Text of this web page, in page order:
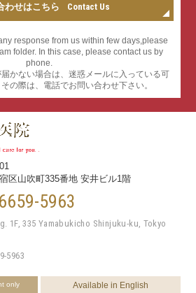
わせはこちら Contact Us
response from us within few days,please
folder. In this case, please contact us by
phone.
かない場合は、迷惑メールに⼊っている可
の際は、電話でお問い合わせ下さい。
区山吹町335番地 安井ビル1階
5963
1F, 335 Yamabukicho Shinjuku-ku, Tokyo
5963
only Available in English